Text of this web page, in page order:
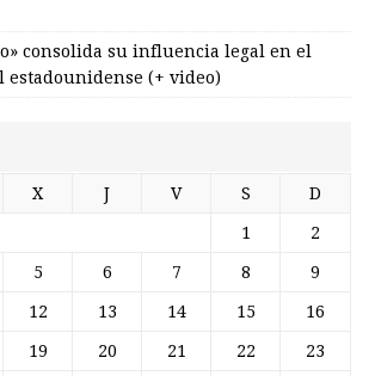
consolida su influencia legal en el
estadounidense (+ video)
X J V S D
1 2
5 6 7 8 9
12 13 14 15 16
19 20 21 22 23